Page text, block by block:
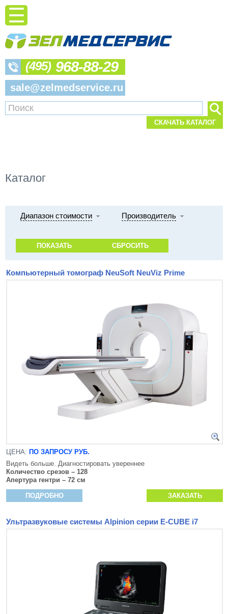
(495) 968-88-29
sale@zelmedservice.ru
СКАЧАТЬ КАТАЛОГ
Каталог
Диапазон стоимости Производитель
Компьютерный томограф NeuSoft NeuViz Prime
ЦЕНА: ПО ЗАПРОСУ РУБ.
Видеть больше. Диагностировать увереннее
Количество срезов – 128
Апертура гентри – 72 см
ПОДРОБНО ЗАКАЗАТЬ
Ультразвуковые системы Alpinion серии E-CUBE i7